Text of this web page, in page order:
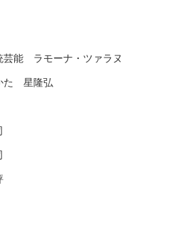
芸能 ラモーナ・ツァラヌ
た 星隆弘